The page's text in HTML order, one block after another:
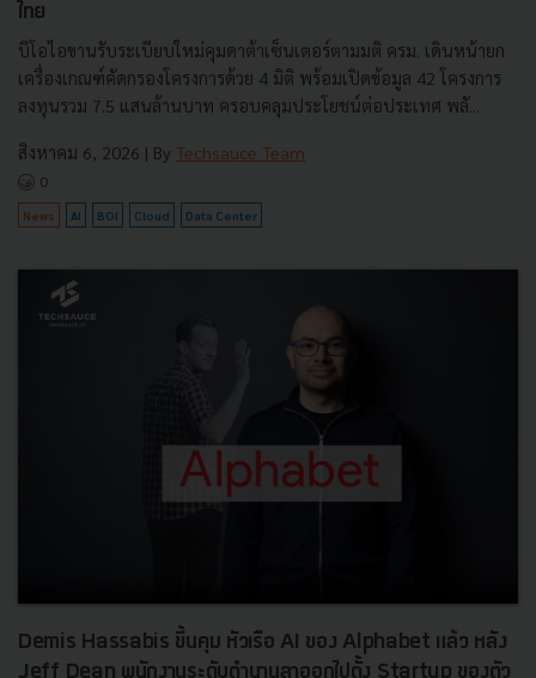
ไทย
บีโอไอขานรับระเบียบใหม่คุมดาต้าเซ็นเตอร์ตามมติ ครม. เดินหน้ายก
เครื่องเกณฑ์คัดกรองโครงการด้วย 4 มิติ พร้อมเปิดข้อมูล 42 โครงการ
ลงทุนรวม 7.5 แสนล้านบาท ครอบคลุมประโยชน์ต่อประเทศ พลั...
สิงหาคม 6, 2026 | By Techsauce Team
0
News AI BOI Cloud Data Center
Demis Hassabis ขึ้นคุม หัวเรือ AI ของ Alphabet แล้ว หลัง
Jeff Dean พนักงานระดับตำนานลาออกไปตั้ง Startup ของตัว